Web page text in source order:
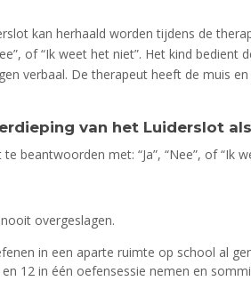
kan herhaald worden tijdens de
of “Ik weet het niet”. Het kind bedient
verbaal. De therapeut heeft de muis
van het Luiderslot
beantwoorden met: “Ja”, “Nee”, of “Ik
overgeslagen.
in een aparte ruimte op school al
12 in één oefensessie nemen en